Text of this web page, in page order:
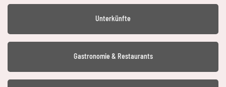
Unterkünfte
Gastronomie & Restaurants